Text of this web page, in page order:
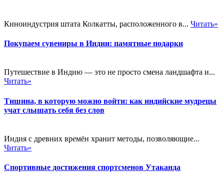
Киноиндустрия штата Колкатты, расположенного в... Читать»
Покупаем сувениры в Индии: памятные подарки
Путешествие в Индию — это не просто смена ландшафта и...
Читать»
Тишина, в которую можно войти: как индийские мудрецы
учат слышать себя без слов
Индия с древних времён хранит методы, позволяющие...
Читать»
Спортивные достижения спортсменов Утаканда